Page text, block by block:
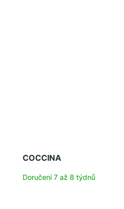
COCCINA
Doručení 7 až 8 týdnů